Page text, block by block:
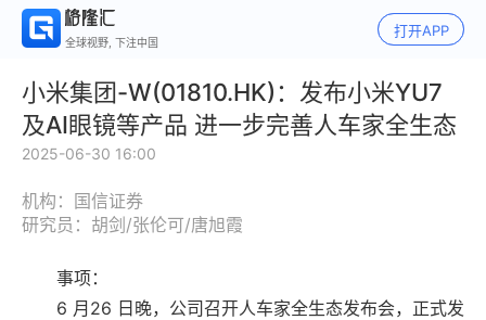
全球视野, 下注中国
打开APP
小米集团-W(01810.HK)：发布小米YU7
及AI眼镜等产品 进一步完善人车家全生态
2025-06-30 16:00
机构：国信证券
研究员：胡剑/张伦可/唐旭霞
事项：
6 月26 日晚，公司召开人车家全生态发布会，正式发